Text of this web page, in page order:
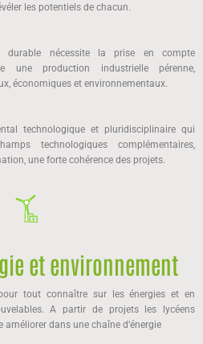
les potentiels de chacun.
durable nécessite la prise en compte
une production industrielle pérenne,
économiques et environnementaux.
technologique et pluridisciplinaire qui
technologiques complémentaires,
une forte cohérence des projets.
et environnement
tout connaître sur les énergies et en
A partir de projets les lycéens
améliorer dans une chaîne d’énergie